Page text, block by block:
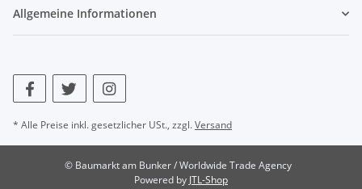
Allgemeine Informationen
* Alle Preise inkl. gesetzlicher USt., zzgl.Versand
© Baumarkt am Bunker / Worldwide Trade Agency
Powered by JTL-Shop